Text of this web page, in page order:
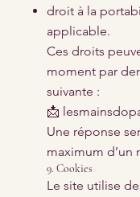
droit à la
applicable.
Ces droits
moment par
suivante :
📩
Une réponse
maximum d’un
9. Cookies
Le site utilise